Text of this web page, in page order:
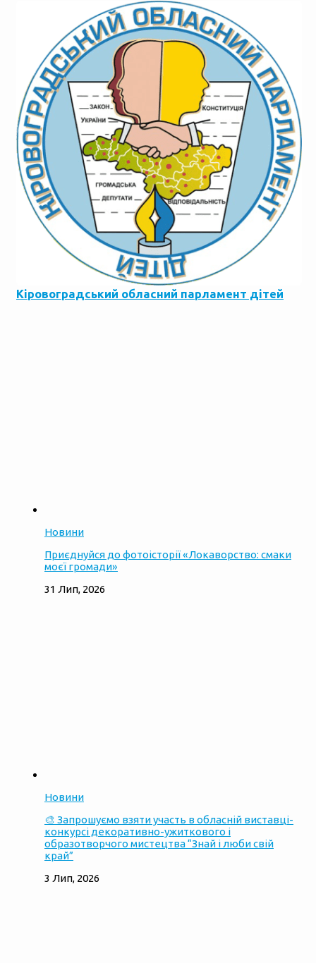
Кіровоградський обласний парламент дітей
Новини
Приєднуйся до фотоісторії «Локаворство: смаки
моєї громади»
31 Лип, 2026
Новини
🎨 Запрошуємо взяти участь в обласній виставці-
конкурсі декоративно-ужиткового і
образотворчого мистецтва “Знай і люби свій
край”
3 Лип, 2026